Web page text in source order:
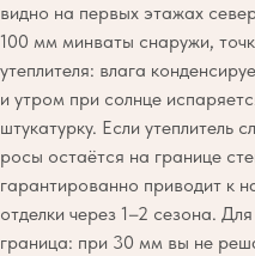
видно на первых этажах
100 мм минваты снаружи,
утеплителя: влага
и утром при солнце
штукатурку. Если утеплитель
росы остаётся на границе
гарантированно приводит к
отделки через 1–2 сезона.
граница: при 30 мм вы не